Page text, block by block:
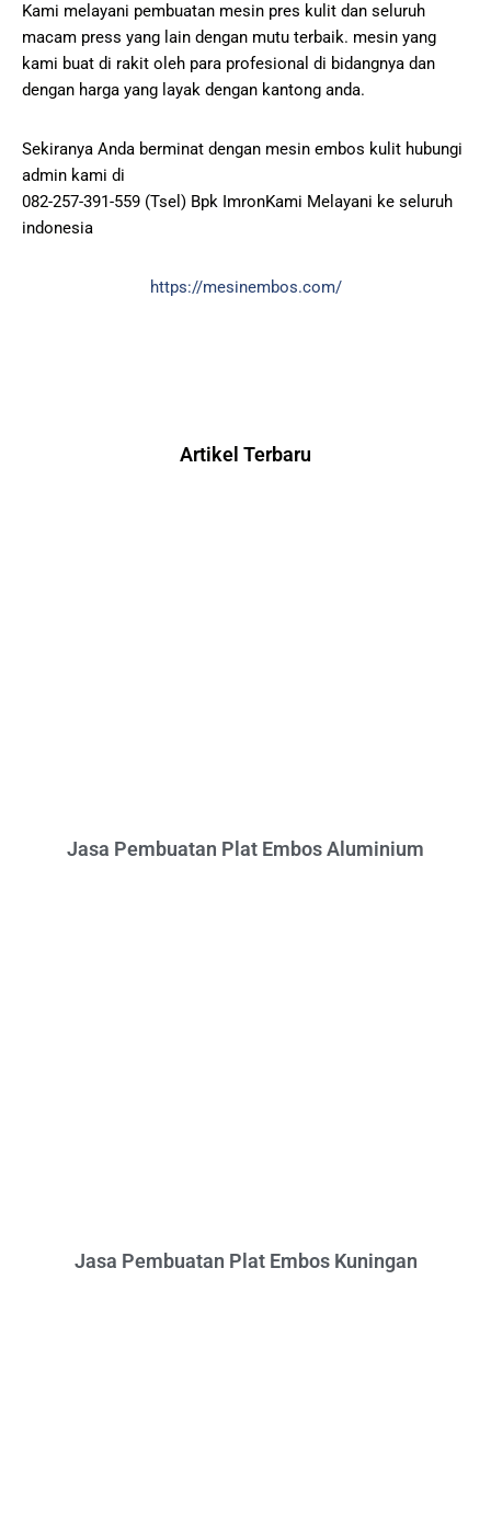
Kami melayani pembuatan mesin pres kulit dan seluruh
macam press yang lain dengan mutu terbaik. mesin yang
kami buat di rakit oleh para profesional di bidangnya dan
dengan harga yang layak dengan kantong anda.
Sekiranya Anda berminat dengan mesin embos kulit hubungi
admin kami di
082-257-391-559 (Tsel) Bpk ImronKami Melayani ke seluruh
indonesia
https://mesinembos.com/
Artikel Terbaru
Jasa Pembuatan Plat Embos Aluminium
Jasa Pembuatan Plat Embos Kuningan